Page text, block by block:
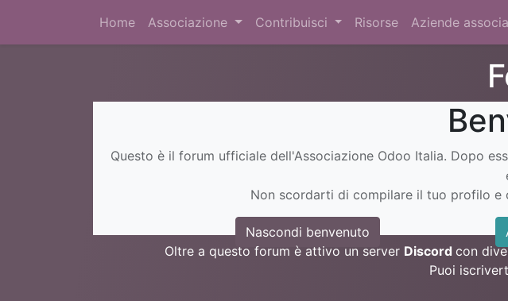
Home Associazione Contribuisci Risorse Aziende
Questo è il forum ufficiale dell'Associazione Odoo Italia. Dopo
Non scordarti di compilare il tuo profilo e
Nascondi benvenuto
Oltre a questo forum è attivo un server Discord con
Puoi